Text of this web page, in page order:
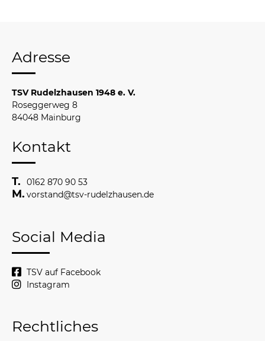
Adresse
TSV Rudelzhausen 1948 e. V.
Roseggerweg 8
84048 Mainburg
Kontakt
0162 870 90 53
vorstand@tsv-rudelzhausen.de
Social Media
TSV auf Facebook
Instagram
Rechtliches